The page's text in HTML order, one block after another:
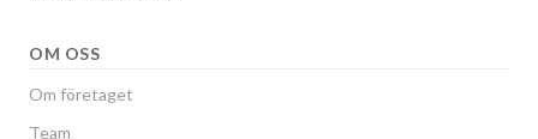
OM OSS
Om företaget
Team